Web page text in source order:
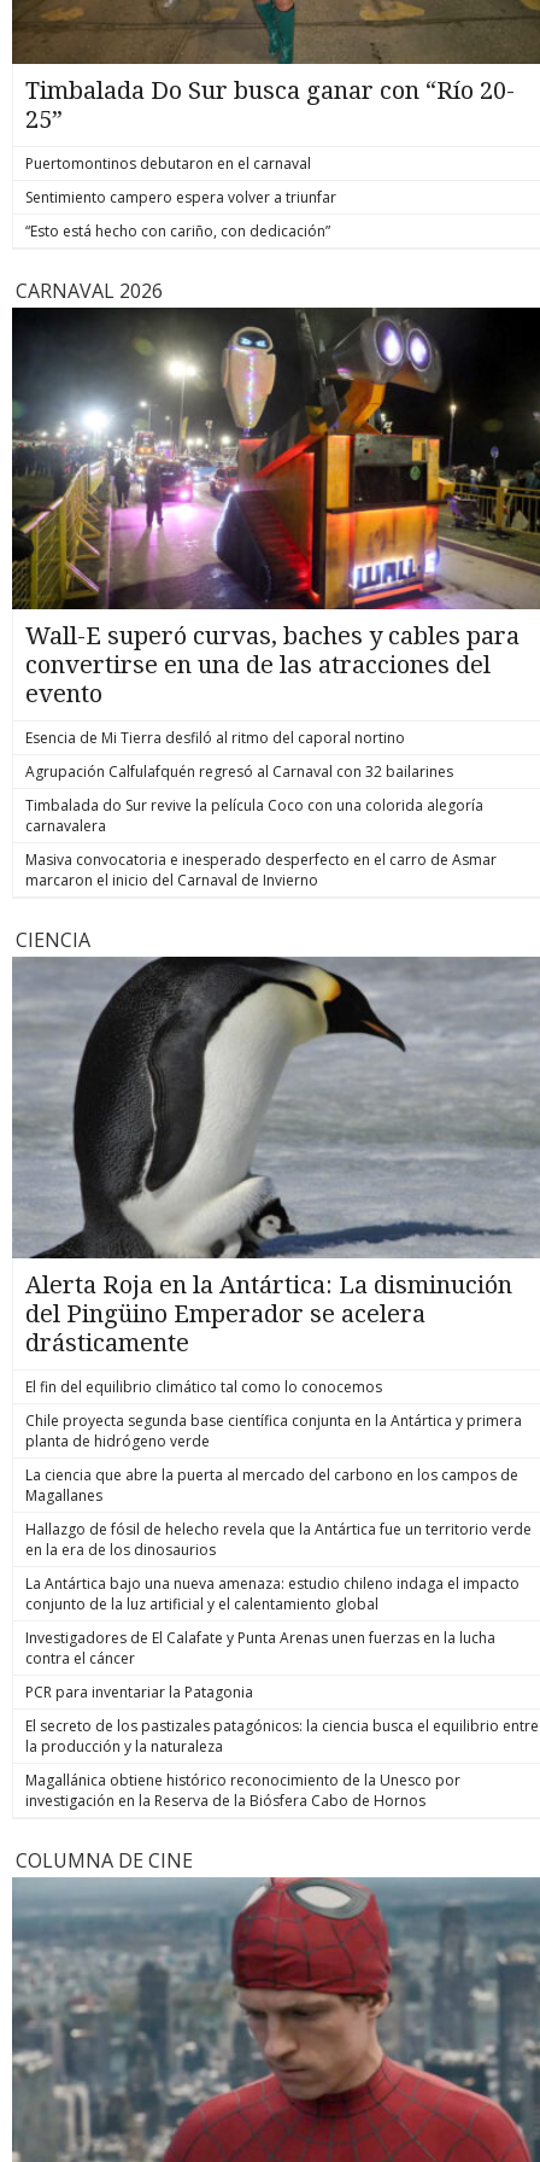
Timbalada Do Sur busca ganar con “Río 20-
25”
Puertomontinos debutaron en el carnaval
Sentimiento campero espera volver a triunfar
“Esto está hecho con cariño, con dedicación”
CARNAVAL 2026
Wall-E superó curvas, baches y cables para
convertirse en una de las atracciones del
evento
Esencia de Mi Tierra desfiló al ritmo del caporal nortino
Agrupación Calfulafquén regresó al Carnaval con 32 bailarines
Timbalada do Sur revive la película Coco con una colorida alegoría
carnavalera
Masiva convocatoria e inesperado desperfecto en el carro de Asmar
marcaron el inicio del Carnaval de Invierno
CIENCIA
Alerta Roja en la Antártica: La disminución
del Pingüino Emperador se acelera
drásticamente
El fin del equilibrio climático tal como lo conocemos
Chile proyecta segunda base científica conjunta en la Antártica y primera
planta de hidrógeno verde
La ciencia que abre la puerta al mercado del carbono en los campos de
Magallanes
Hallazgo de fósil de helecho revela que la Antártica fue un territorio verde
en la era de los dinosaurios
La Antártica bajo una nueva amenaza: estudio chileno indaga el impacto
conjunto de la luz artificial y el calentamiento global
Investigadores de El Calafate y Punta Arenas unen fuerzas en la lucha
contra el cáncer
PCR para inventariar la Patagonia
El secreto de los pastizales patagónicos: la ciencia busca el equilibrio entre
la producción y la naturaleza
Magallánica obtiene histórico reconocimiento de la Unesco por
investigación en la Reserva de la Biósfera Cabo de Hornos
COLUMNA DE CINE